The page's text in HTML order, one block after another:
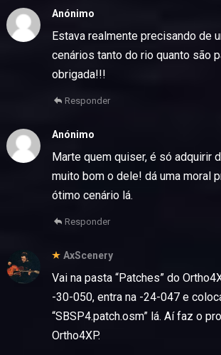
Anónimo
Estava realmente precisando de
cenários tanto do rio quanto são
obrigada!!!
Responder
Anónimo
Marte quem quiser, é só adquirir
muito bom o dele! dá uma moral
ótimo cenário lá.
Responder
AxScenery
Vai na pasta “Patches” do
-30-050, entra na -24-047 e
“SBSP4.patch.osm” lá. Aí faz o
Ortho4XP.